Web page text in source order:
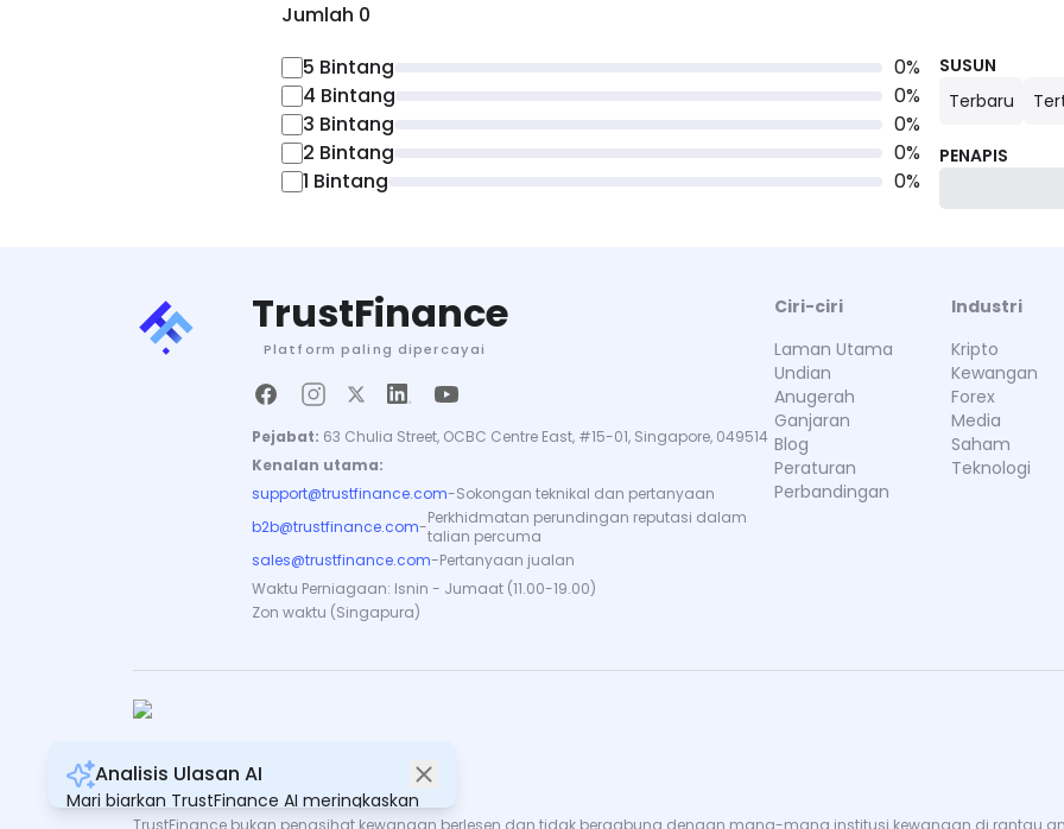
Jumlah 0
5 Bintang 0%
4 Bintang 0%
3 Bintang 0%
2 Bintang 0%
1 Bintang 0%
SUSUN
Terbaru
PENAPIS
Analisis Ulasan AI
Mari biarkan TrustFinance AI meringkaskan
semua ulasan untuk anda.
TrustFinance
Platform paling dipercayai
Pejabat: 63 Chulia Street, OCBC Centre East, #15-01, Singapore, 049514
Kenalan utama:
support@trustfinance.com-Sokongan teknikal dan pertanyaan
b2b@trustfinance.com-Perkhidmatan perundingan reputasi dalam
talian percuma
sales@trustfinance.com-Pertanyaan jualan
Waktu Perniagaan: Isnin - Jumaat (11.00-19.00)
Zon waktu (Singapura)
Ciri-ciri
Laman Utama
Undian
Anugerah
Ganjaran
Blog
Peraturan
Perbandingan
Industri
Kripto
Kewangan
Forex
Media
Saham
Teknologi
Hakcipta © TrustFinance 2026 | V.2.0
TrustFinance bukan penasihat kewangan berlesen dan tidak bergabung dengan mana-mana institusi kewangan di rantau